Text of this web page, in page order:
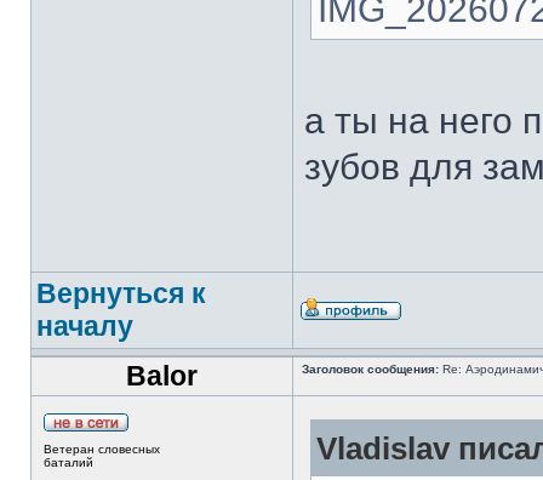
а ты на него
зубов для
Вернуться к
началу
Balor
Заголовок сообщения: Re:
Ветеран словесных
баталий
Vladislav